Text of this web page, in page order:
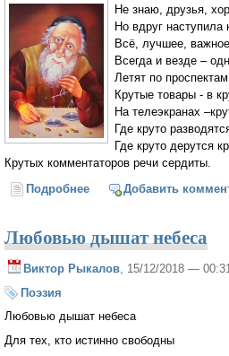
Не знаю, друзья,
Но вдруг наступила
Всё, лучшее,
Всегда и везде –
Летят по
Крутые товары - в
На телеэкранах
Где круто
Где круто дерутся
Крутых комментаторов речи сердиты.
Подробнее о Крутая эпоха
Добавить
Любовью дышат небеса
Виктор Рыкалов , 15/12/2018 — 00:31
Поэзия
Любовью дышат небеса
Для тех, кто истинно свободны